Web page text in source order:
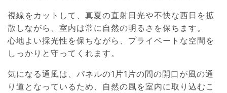
視線をカットして、真夏の直射日光や不快な西日を拡
散しながら、室内は常に自然の明るさを保ちます。
心地よい採光性を保ちながら、プライベートな空間を
しっかりと守ってくれます。
気になる通風は、パネルの1片1片の間の開口が風の通
り道となっているため、自然の風を室内に取り込むこ